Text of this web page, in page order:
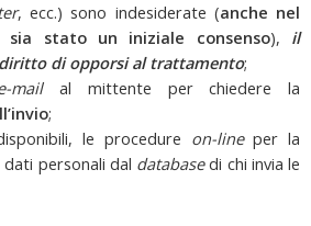
, ecc.) sono indesiderate (anche nel
stato un iniziale consenso), il
di opporsi al trattamento;
mailal mittente per chiedere la
;
le procedure on-lineper la
dati personali dal databasedi chi invia le